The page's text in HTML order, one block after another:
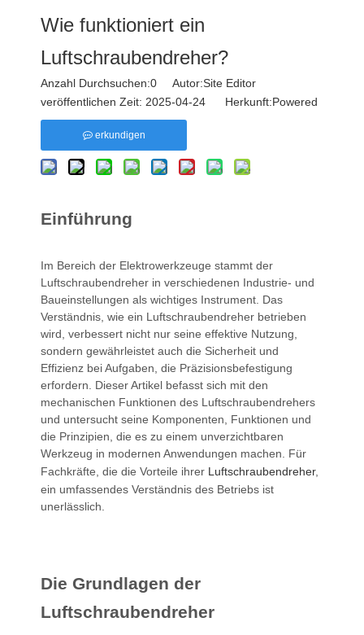
Wie funktioniert ein
Luftschraubendreher?
Anzahl Durchsuchen:0 Autor:Site Editor
veröffentlichen Zeit: 2025-04-24 Herkunft:Powered
erkundigen
Einführung
Im Bereich der Elektrowerkzeuge stammt der
Luftschraubendreher in verschiedenen Industrie- und
Baueinstellungen als wichtiges Instrument. Das
Verständnis, wie ein Luftschraubendreher betrieben
wird, verbessert nicht nur seine effektive Nutzung,
sondern gewährleistet auch die Sicherheit und
Effizienz bei Aufgaben, die Präzisionsbefestigung
erfordern. Dieser Artikel befasst sich mit den
mechanischen Funktionen des Luftschraubendrehers
und untersucht seine Komponenten, Funktionen und
die Prinzipien, die es zu einem unverzichtbaren
Werkzeug in modernen Anwendungen machen. Für
Fachkräfte, die die Vorteile ihrer Luftschraubendreher,
ein umfassendes Verständnis des Betriebs ist
unerlässlich.
Die Grundlagen der
Luftschraubendreher